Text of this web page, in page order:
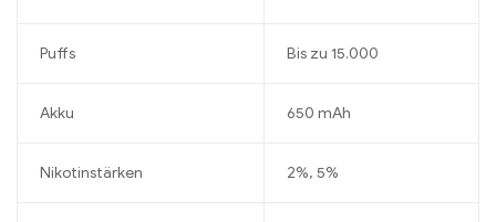
Puffs Bis zu 15.000
Akku 650 mAh
Nikotinstärken 2%, 5%